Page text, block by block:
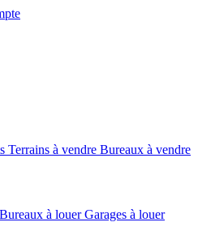
Terrains à vendre Bureaux à vendre
Bureaux à louer Garages à louer